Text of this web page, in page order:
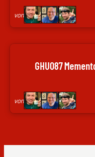
von
Codenaga,
Nils
Wolf
|
GHU087
von
Codenaga,
Nils